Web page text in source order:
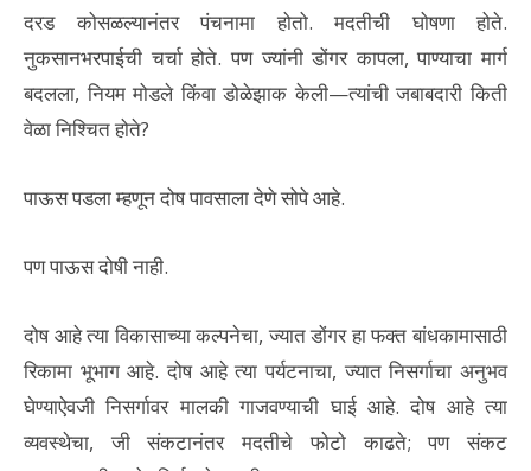
दरड कोसळल्यानंतर पंचनामा होतो. मदतीची घोषणा होते.
नुकसानभरपाईची चर्चा होते. पण ज्यांनी डोंगर कापला, पाण्याचा मार्ग
बदलला, नियम मोडले किंवा डोळेझाक केली—त्यांची जबाबदारी किती
वेळा निश्चित होते?
पाऊस पडला म्हणून दोष पावसाला देणे सोपे आहे.
पण पाऊस दोषी नाही.
दोष आहे त्या विकासाच्या कल्पनेचा, ज्यात डोंगर हा फक्त बांधकामासाठी
रिकामा भूभाग आहे. दोष आहे त्या पर्यटनाचा, ज्यात निसर्गाचा अनुभव
घेण्याऐवजी निसर्गावर मालकी गाजवण्याची घाई आहे. दोष आहे त्या
व्यवस्थेचा, जी संकटानंतर मदतीचे फोटो काढते; पण संकट